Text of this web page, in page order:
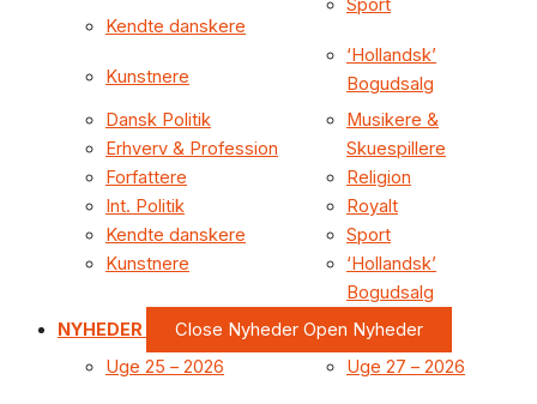
Kendte danskere
Kunstnere
Sport
‘Hollandsk’
Bogudsalg
Dansk Politik
Erhverv & Profession
Forfattere
Int. Politik
Kendte danskere
Kunstnere
Musikere &
Skuespillere
Religion
Royalt
Sport
‘Hollandsk’
Bogudsalg
NYHEDER
Close Nyheder Open Nyheder
Uge 25 – 2026
Uge 27 – 2026